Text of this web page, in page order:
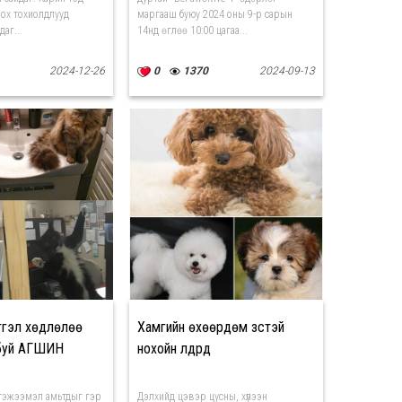
тохиолдлууд
2024-12-26
маргааш буюу 2024 оны 9-р сарын
14нд өглөө 10:00 цагаа...
0 1370 2024-09-13
хөдлөлөө
АГШИН
амьтдыг гэр
Хамгийн өхөөрдөм зүстэй
нохойн үүлдрүүд
Дэлхийд цэвэр цусны, хүлээн